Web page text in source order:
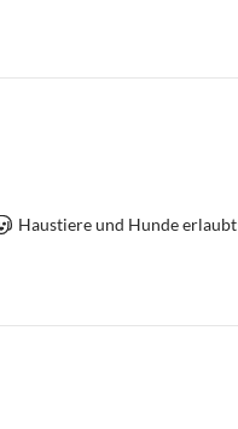
Haustiere und Hunde erlaubt